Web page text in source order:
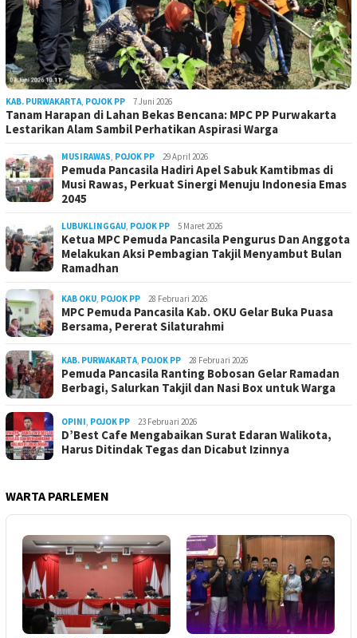
KAB. PURWAKARTA, POJOK PP 7 Juni 2026
Tanam Harapan di Lahan Bekas Bencana: MPC PP Purwakarta
Lestarikan Alam Sambil Perhatikan Aspirasi Warga
MUSIRAWAS, POJOK PP 29 April 2026
Pemuda Pancasila Hadiri Apel Sabuk Kamtibmas di
Musi Rawas, Perkuat Sinergi Menuju Indonesia Emas
2045
LUBUKLINGGAU, POJOK PP 5 Maret 2026
Ketua MPC Pemuda Pancasila Pengurus Dan Anggota
Melakukan Aksi Pembagian Takjil Menyambut Bulan
Ramadhan
KAB OKU, POJOK PP 28 Februari 2026
MPC Pemuda Pancasila Kab. OKU Gelar Buka Puasa
Bersama, Pererat Silaturahmi
KAB. PURWAKARTA, POJOK PP 28 Februari 2026
Pemuda Pancasila Ranting Bobosan Gelar Ramadan
Berbagi, Salurkan Takjil dan Nasi Box untuk Warga
OPINI, POJOK PP 23 Februari 2026
D’Best Cafe Mengabaikan Surat Edaran Walikota,
Harus Ditindak Tegas dan Dicabut Izinnya
WARTA PARLEMEN